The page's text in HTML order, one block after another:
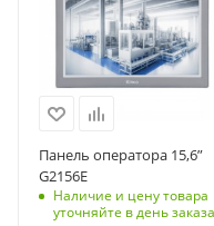
Панель оператора 15,6”
G2156E
Наличие и цену товара
уточняйте в день заказа